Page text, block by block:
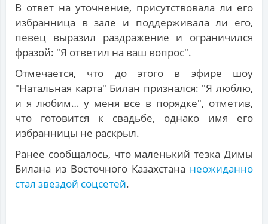
В ответ на уточнение, присутствовала ли его
избранница в зале и поддерживала ли его,
певец выразил раздражение и ограничился
фразой: "Я ответил на ваш вопрос".
Отмечается, что до этого в эфире шоу
"Натальная карта" Билан признался: "Я люблю,
и я любим… у меня все в порядке", отметив,
что готовится к свадьбе, однако имя его
избранницы не раскрыл.
Ранее сообщалось, что маленький тезка Димы
Билана из Восточного Казахстана неожиданно
стал звездой соцсетей.